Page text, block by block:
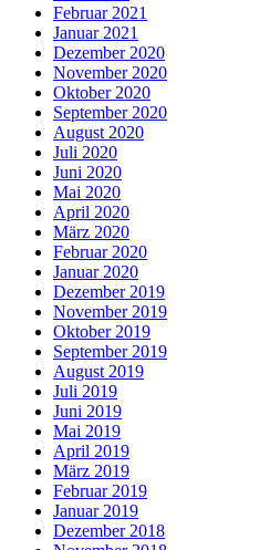
Februar 2021
Januar 2021
Dezember 2020
November 2020
Oktober 2020
September 2020
August 2020
Juli 2020
Juni 2020
Mai 2020
April 2020
März 2020
Februar 2020
Januar 2020
Dezember 2019
November 2019
Oktober 2019
September 2019
August 2019
Juli 2019
Juni 2019
Mai 2019
April 2019
März 2019
Februar 2019
Januar 2019
Dezember 2018